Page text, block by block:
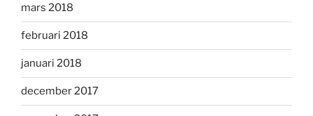
mars 2018
februari 2018
januari 2018
december 2017